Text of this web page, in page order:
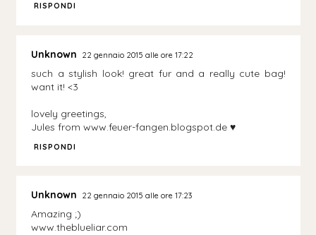
RISPONDI
Unknown 22 gennaio 2015 alle ore 17:22
such a stylish look! great fur and a really cute bag!
want it! <3
lovely greetings,
Jules from www.feuer-fangen.blogspot.de ♥
RISPONDI
Unknown 22 gennaio 2015 alle ore 17:23
Amazing ;)
www.theblueliar.com